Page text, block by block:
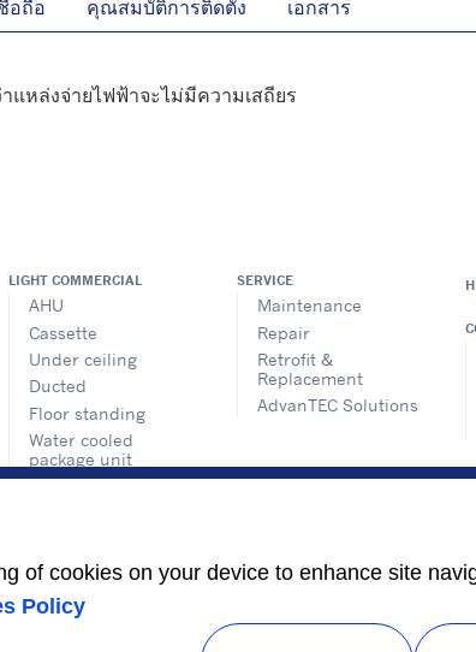
อถือ คุณสมบัติการติดตั้ง เอกสาร
แหล่งจ่ายไฟฟ้าจะไม่มีความเสถียร
LIGHT COMMERCIAL
AHU
Cassette
Under ceiling
Ducted
Floor standing
Water cooled
package unit
Condensing unit
SERVICE
Maintenance
Repair
Retrofit &
Replacement
AdvanTEC Solutions
of cookies on your device to enhance site
Policy